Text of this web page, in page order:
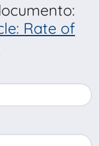
Rate of